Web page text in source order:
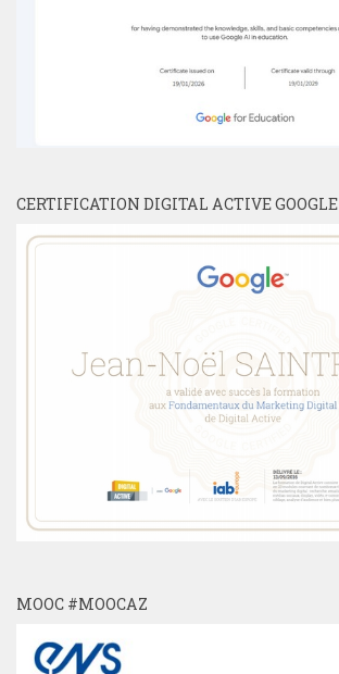
CERTIFICATION DIGITAL ACTIVE GOOGLE
MOOC #MOOCAZ